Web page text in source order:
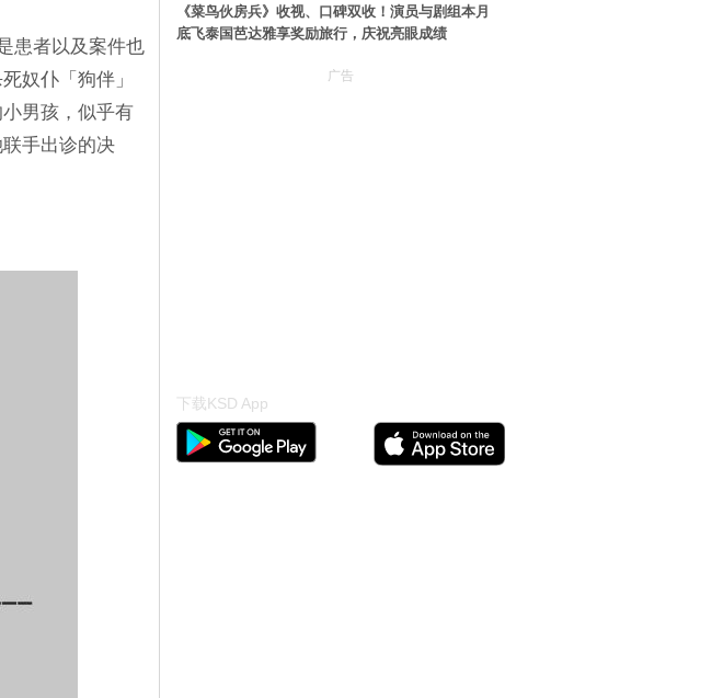
患者以及案件也
奴仆「狗伴」
男孩，似乎有
手出诊的决
《菜鸟伙房兵》收视、口碑双收！演员与剧组本月
底飞泰国芭达雅享奖励旅行，庆祝亮眼成绩
广告
下载KSD App